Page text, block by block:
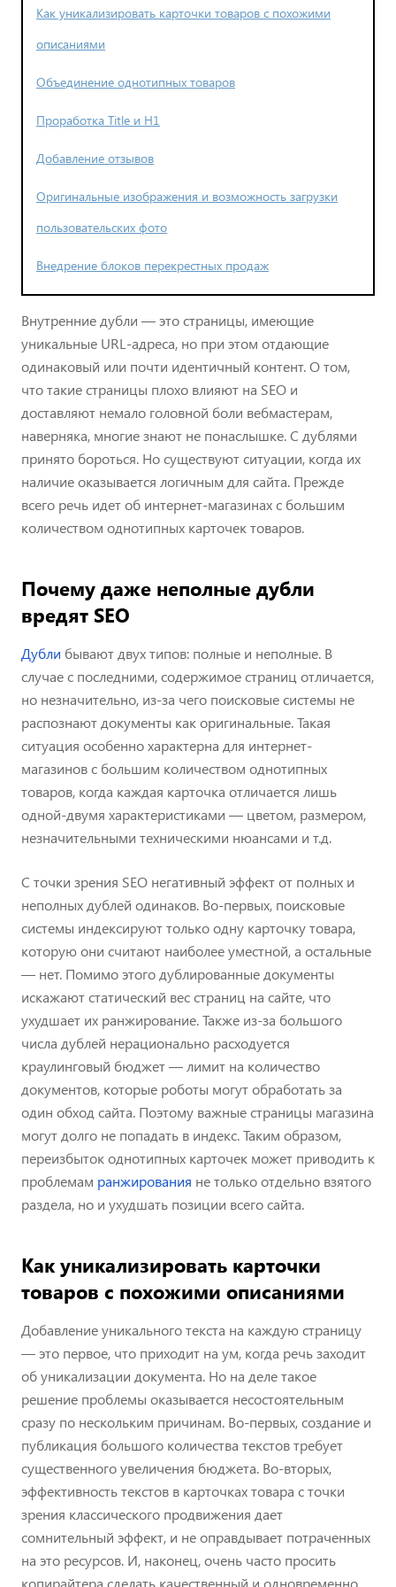
Как уникализировать карточки товаров с похожими
описаниями
Объединение однотипных товаров
Проработка Title и H1
Добавление отзывов
Оригинальные изображения и возможность загрузки
пользовательских фото
Внедрение блоков перекрестных продаж
Внутренние дубли — это страницы, имеющие
уникальные URL-адреса, но при этом отдающие
одинаковый или почти идентичный контент. О том,
что такие страницы плохо влияют на SEO и
доставляют немало головной боли вебмастерам,
наверняка, многие знают не понаслышке. С дублями
принято бороться. Но существуют ситуации, когда их
наличие оказывается логичным для сайта. Прежде
всего речь идет об интернет-магазинах с большим
количеством однотипных карточек товаров.
Почему даже неполные дубли
вредят SEO
Дубли бывают двух типов: полные и неполные. В
случае с последними, содержимое страниц отличается,
но незначительно, из-за чего поисковые системы не
распознают документы как оригинальные. Такая
ситуация особенно характерна для интернет-
магазинов с большим количеством однотипных
товаров, когда каждая карточка отличается лишь
одной-двумя характеристиками — цветом, размером,
незначительными техническими нюансами и т.д.
С точки зрения SEO негативный эффект от полных и
неполных дублей одинаков. Во-первых, поисковые
системы индексируют только одну карточку товара,
которую они считают наиболее уместной, а остальные
— нет. Помимо этого дублированные документы
искажают статический вес страниц на сайте, что
ухудшает их ранжирование. Также из-за большого
числа дублей нерационально расходуется
краулинговый бюджет — лимит на количество
документов, которые роботы могут обработать за
один обход сайта. Поэтому важные страницы магазина
могут долго не попадать в индекс. Таким образом,
переизбыток однотипных карточек может приводить к
проблемам ранжирования не только отдельно взятого
раздела, но и ухудшать позиции всего сайта.
Как уникализировать карточки
товаров с похожими описаниями
Добавление уникального текста на каждую страницу
— это первое, что приходит на ум, когда речь заходит
об уникализации документа. Но на деле такое
решение проблемы оказывается несостоятельным
сразу по нескольким причинам. Во-первых, создание и
публикация большого количества текстов требует
существенного увеличения бюджета. Во-вторых,
эффективность текстов в карточках товара с точки
зрения классического продвижения дает
сомнительный эффект, и не оправдывает потраченных
на это ресурсов. И, наконец, очень часто просить
копирайтера сделать качественный и одновременно